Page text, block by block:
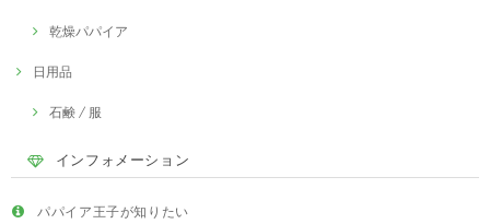
乾燥パパイア
日用品
石鹸 / 服
インフォメーション
パパイア王子が知りたい